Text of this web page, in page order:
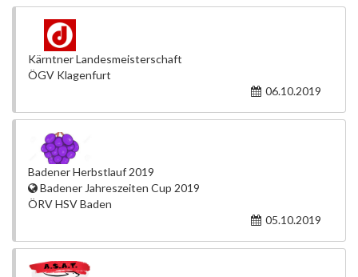
Kärntner Landesmeisterschaft
ÖGV Klagenfurt
06.10.2019
Badener Herbstlauf 2019
Badener Jahreszeiten Cup 2019
ÖRV HSV Baden
05.10.2019